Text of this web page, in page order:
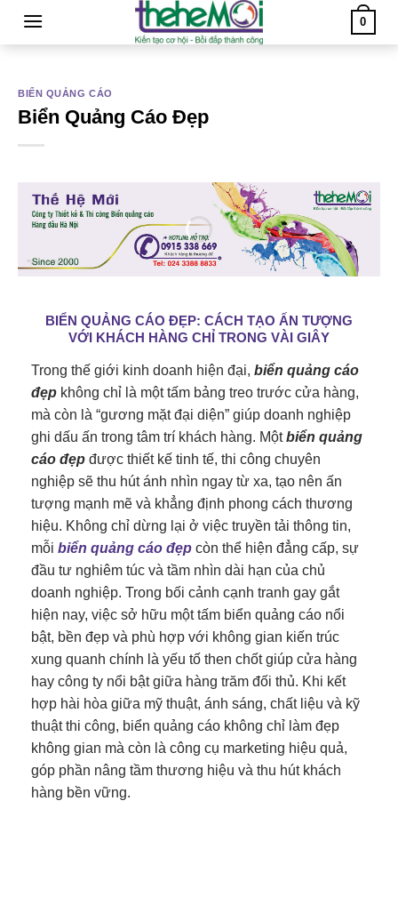
0
BIỂN QUẢNG CÁO
Biển Quảng Cáo Đẹp
BIỂN QUẢNG CÁO ĐẸP: CÁCH TẠO ẤN TƯỢNG
VỚI KHÁCH HÀNG CHỈ TRONG VÀI GIÂY
Trong thế giới kinh doanh hiện đại, biển quảng cáo
đẹp không chỉ là một tấm bảng treo trước cửa hàng,
mà còn là “gương mặt đại diện” giúp doanh nghiệp
ghi dấu ấn trong tâm trí khách hàng. Mộtbiển quảng
cáo đẹp được thiết kế tinh tế, thi công chuyên
nghiệp sẽ thu hút ánh nhìn ngay từ xa, tạo nên ấn
tượng mạnh mẽ và khẳng định phong cách thương
hiệu. Không chỉ dừng lại ở việc truyền tải thông tin,
mỗi biển quảng cáo đẹp còn thể hiện đẳng cấp, sự
đầu tư nghiêm túc và tầm nhìn dài hạn của chủ
doanh nghiệp. Trong bối cảnh cạnh tranh gay gắt
hiện nay, việc sở hữu một tấm biển quảng cáo nổi
bật, bền đẹp và phù hợp với không gian kiến trúc
xung quanh chính là yếu tố then chốt giúp cửa hàng
hay công ty nổi bật giữa hàng trăm đối thủ. Khi kết
hợp hài hòa giữa mỹ thuật, ánh sáng, chất liệu và kỹ
thuật thi công, biển quảng cáo không chỉ làm đẹp
không gian mà còn là công cụ marketing hiệu quả,
góp phần nâng tầm thương hiệu và thu hút khách
hàng bền vững.